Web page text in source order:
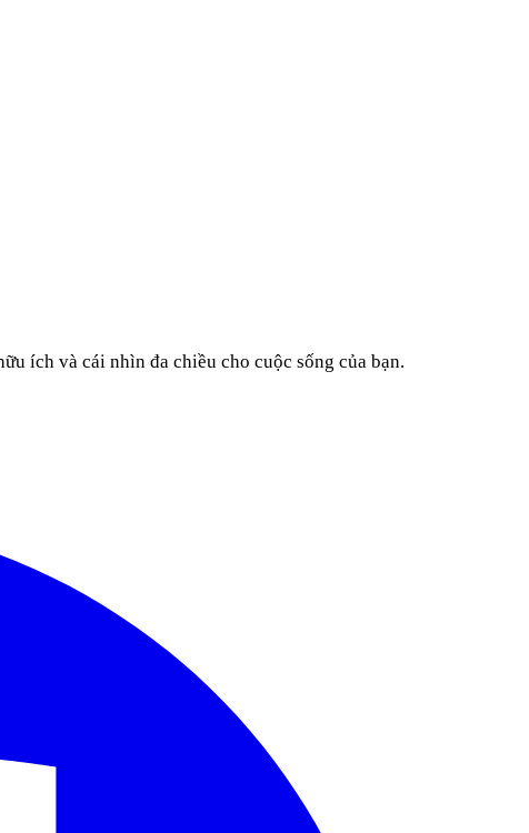
ích và cái nhìn đa chiều cho cuộc sống của bạn.